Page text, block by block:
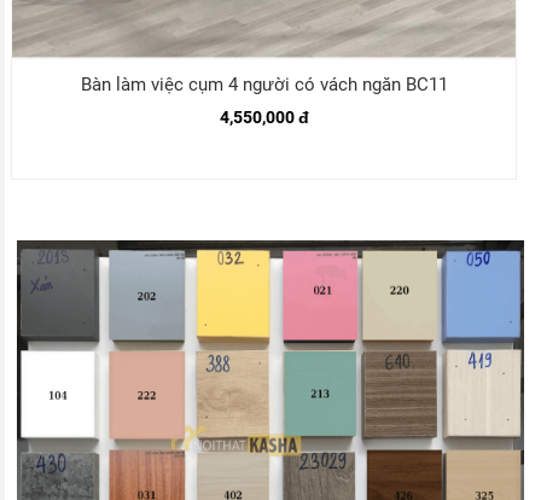
Bàn làm việc cụm 4 người có vách ngăn BC11
4,550,000 đ